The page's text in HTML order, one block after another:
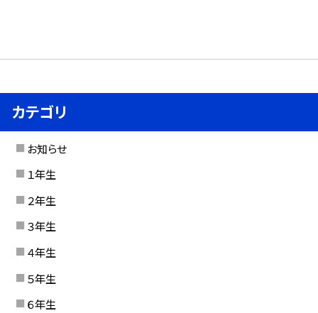
カテゴリ
お知らせ
１年生
２年生
３年生
４年生
５年生
６年生